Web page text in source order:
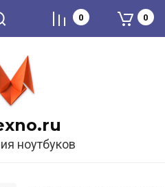
ноутбуков
0 0